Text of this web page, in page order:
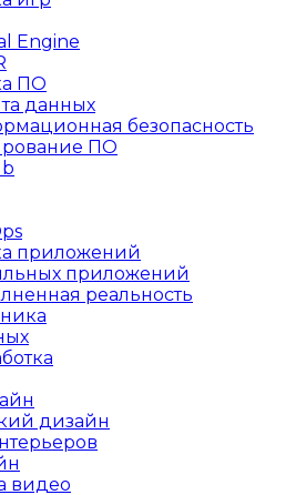
Engine
ПО
данных
безопасность
ПО
приложений
приложений
реальность
дизайн
видео